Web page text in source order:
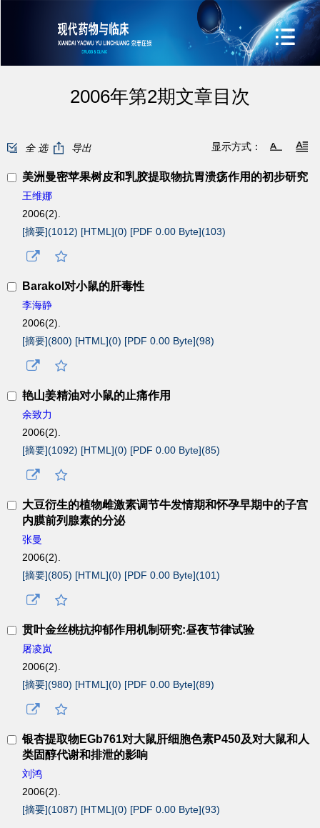
2006年第2期文章目次
全 选 导出 显示方式：
美洲曼密苹果树皮和乳胶提取物抗胃溃疡作用的初步研究
王维娜
2006(2).
[摘要](1012) [HTML](0) [PDF 0.00 Byte](103)
Barakol对小鼠的肝毒性
李海静
2006(2).
[摘要](800) [HTML](0) [PDF 0.00 Byte](98)
艳山姜精油对小鼠的止痛作用
余致力
2006(2).
[摘要](1092) [HTML](0) [PDF 0.00 Byte](85)
大豆衍生的植物雌激素调节牛发情期和怀孕早期中的子宫
内膜前列腺素的分泌
张曼
2006(2).
[摘要](805) [HTML](0) [PDF 0.00 Byte](101)
贯叶金丝桃抗抑郁作用机制研究:昼夜节律试验
屠凌岚
2006(2).
[摘要](980) [HTML](0) [PDF 0.00 Byte](89)
银杏提取物EGb761对大鼠肝细胞色素P450及对大鼠和人
类固醇代谢和排泄的影响
刘鸿
2006(2).
[摘要](1087) [HTML](0) [PDF 0.00 Byte](93)